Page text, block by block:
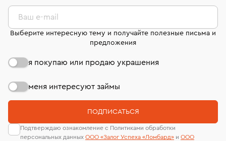
комиссионных украшений и часов смотрите на
странице«Возврат украшений»
лабораторий
Ваш e-mail
Выберите интересную тему и получайте полезные письма и
предложения
я покупаю или продаю украшения
меня интересуют займы
ПОДПИСАТЬСЯ
Подтверждаю ознакомление с Политиками обработки
персональных данных ООО «Залог Успеха «Ломбард» и ООО